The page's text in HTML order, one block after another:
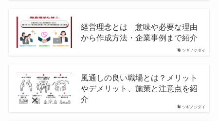
ツギノジダイ
経営理念とは 意味や必要な理由
から作成方法・企業事例まで紹介
ツギノジダイ
風通しの良い職場とは？メリット
やデメリット、施策と注意点を紹
介